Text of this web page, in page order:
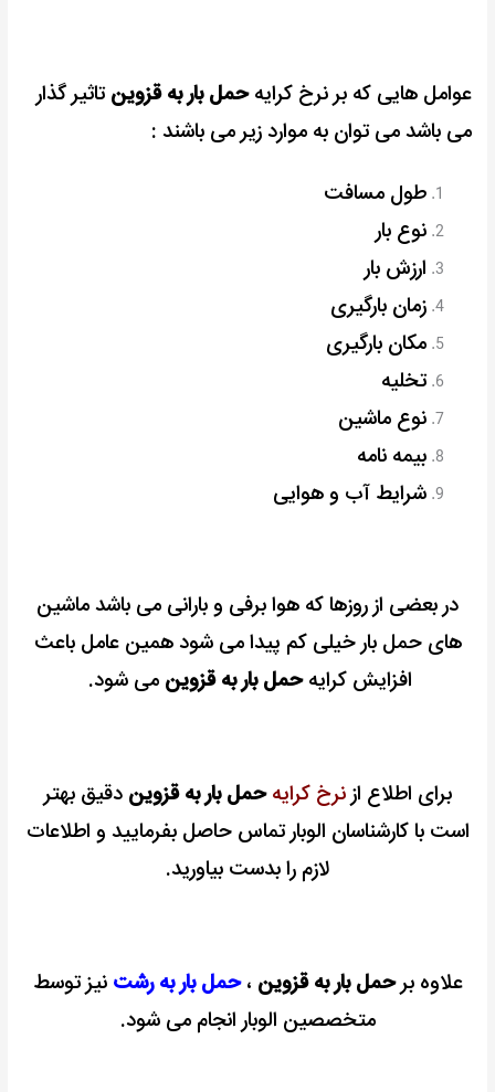
عوامل هایی که بر نرخ کرایهحمل بار به قزوینتاثیر گذار
می باشد می توان به موارد زیر می باشند :
طول مسافت
نوع بار
ارزش بار
زمان بارگیری
مکان بارگیری
تخلیه
نوع ماشین
بیمه نامه
شرایط آب و هوایی
در بعضی از روزها که هوا برفی و بارانی می باشد ماشین
های حمل بار خیلی کم پیدا می شود همین عامل باعث
افزایش کرایهحمل بار به قزوین می شود.
برای اطلاع ازنرخ کرایه حمل بار به قزوین دقیق بهتر
است با کارشناسان الوبار تماس حاصل بفرمایید و اطلاعات
لازم را بدست بیاورید.
علاوه برحمل بار به قزوین ،حمل بار به رشت نیز توسط
متخصصین الوبار انجام می شود.